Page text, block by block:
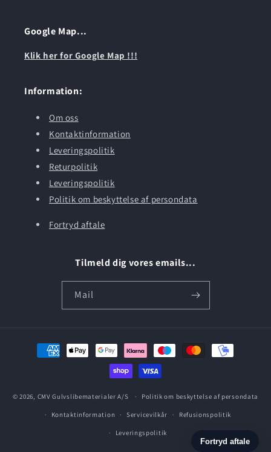
Google Map...
Klik her for Google Map !!!
Information:
Om oss
Kontaktinformation
Leveringspolitik
Returpolitik
Leveringspolitik
Politik om beskyttelse af persondata
Fortryd aftale
Tilmeld dig vores emails...
Mail
Betalingsmetoder
© 2026, CMV Gulvslibematerialer A/S Politik om beskyttelse af persondata
Kontaktinformation Servicevilkår Refusionspolitik
Leveringspolitik